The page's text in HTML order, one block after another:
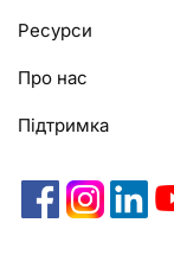
Ресурси
Про нас
Підтримка